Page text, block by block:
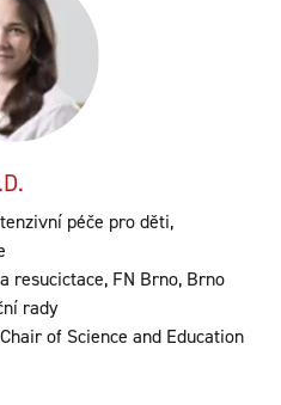
péče pro děti,
resucictace, FN Brno, Brno
rady
of Science and Education